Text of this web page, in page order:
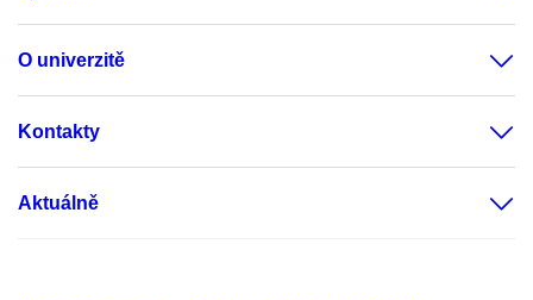
O univerzitě
Kontakty
Aktuálně